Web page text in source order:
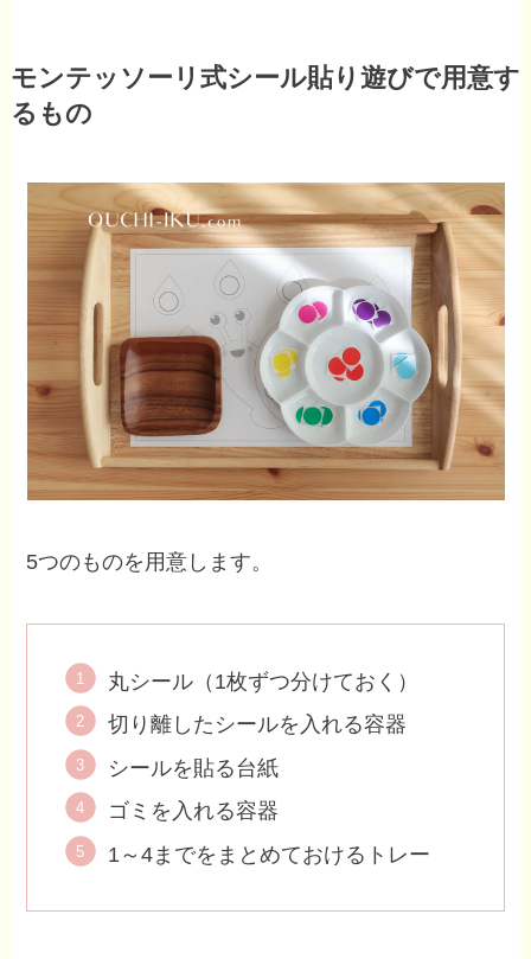
モンテッソーリ式シール貼り遊びで用意す
るもの
5つのものを用意します。
丸シール（1枚ずつ分けておく）
切り離したシールを入れる容器
シールを貼る台紙
ゴミを入れる容器
1～4までをまとめておけるトレー